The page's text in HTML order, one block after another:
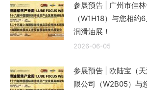
参展预告 | 广州市佳
（W1H18）与您相约
润滑油展！
2026-06-05
参展预告 | 欧陆宝（
限公司（W2B05）与